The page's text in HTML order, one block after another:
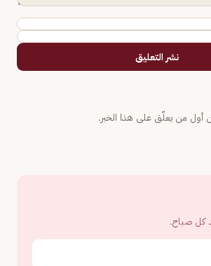
نشر التعليق
أول من يعلّق على هذا الخبر.
كل صباح.